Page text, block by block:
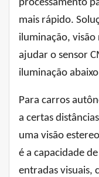
processamento
mais rápido.
iluminação,
ajudar o sensor
iluminação
Para carros
a certas
uma visão
é a capacidade
entradas visuais,